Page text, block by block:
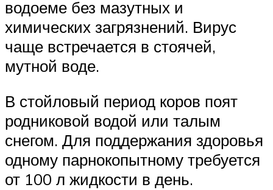
водоеме без мазутных и
химических загрязнений. Вирус
чаще встречается в стоячей,
мутной воде.
В стойловый период коров поят
родниковой водой или талым
снегом. Для поддержания здоровья
одному парнокопытному требуется
от 100 л жидкости в день.